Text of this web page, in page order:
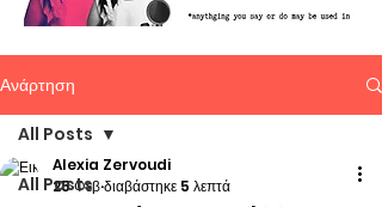
Ανάρτηση
All Posts
All Posts
Alexia Zervoudi
25 Φεβδιαβάστηκε 5 λεπτά